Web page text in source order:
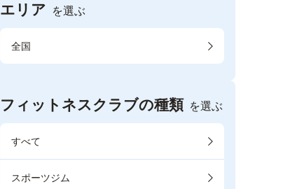
エリア を選ぶ
全国
フィットネスクラブの種類 を選ぶ
すべて
スポーツジム